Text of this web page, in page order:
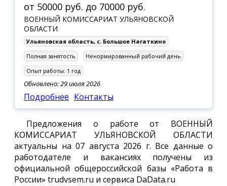
от 50000 руб. до 70000 руб.
ВОЕННЫЙ КОМИССАРИАТ УЛЬЯНОВСКОЙ
ОБЛАСТИ
Ульяновская область, с. Большое Нагаткино
Полная занятость
Ненормированный рабочий день
Опыт работы: 1 год
Обновлено: 29 июля 2026
Подробнее Контакты
Предложения о работе от ВОЕННЫЙ
КОМИССАРИАТ УЛЬЯНОВСКОЙ ОБЛАСТИ
актуальны на 07 августа 2026 г. Все данные о
работодателе и вакансиях получены из
официальной общероссийской базы «Работа в
России» trudvsem.ru и сервиса DaData.ru